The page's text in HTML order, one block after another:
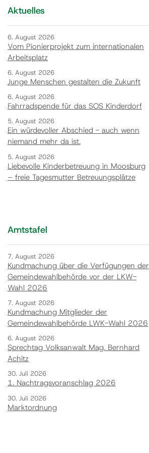
Aktuelles
6. August 2026
Vom Pionierprojekt zum internationalen
Arbeitsplatz
6. August 2026
Junge Menschen gestalten die Zukunft
6. August 2026
Fahrradspende für das SOS Kinderdorf
5. August 2026
Ein würdevoller Abschied - auch wenn
niemand mehr da ist.
5. August 2026
Liebevolle Kinderbetreuung in Moosburg
– freie Tagesmutter Betreuungsplätze
Amtstafel
7. August 2026
Kundmachung über die Verfügungen der
Gemeindewahlbehörde vor der LKW-
Wahl 2026
7. August 2026
Kundmachung Mitglieder der
Gemeindewahlbehörde LWK-Wahl 2026
6. August 2026
Sprechtag Volksanwalt Mag. Bernhard
Achitz
30. Juli 2026
1. Nachtragsvoranschlag 2026
30. Juli 2026
Marktordnung